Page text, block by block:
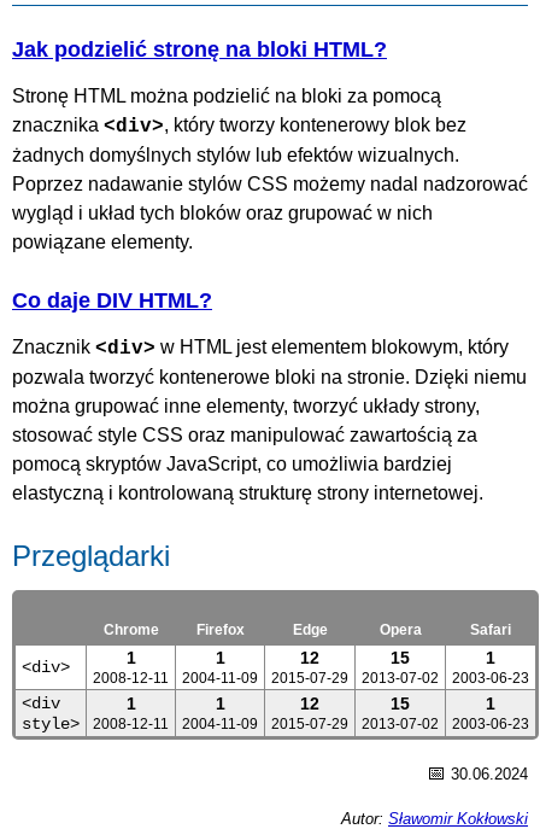
Jak podzielić stronę na bloki HTML?
Stronę HTML można podzielić na bloki za pomocą
znacznika <div>, który tworzy kontenerowy blok bez
żadnych domyślnych stylów lub efektów wizualnych.
Poprzez nadawanie stylów CSS możemy nadal nadzorować
wygląd i układ tych bloków oraz grupować w nich
powiązane elementy.
Co daje DIV HTML?
Znacznik <div> w HTML jest elementem blokowym, który
pozwala tworzyć kontenerowe bloki na stronie. Dzięki niemu
można grupować inne elementy, tworzyć układy strony,
stosować style CSS oraz manipulować zawartością za
pomocą skryptów JavaScript, co umożliwia bardziej
elastyczną i kontrolowaną strukturę strony internetowej.
Przeglądarki
Chrome Firefox Edge Opera Safari
<div> 1
2008-12-11
1
2004-11-09
12
2015-07-29
15
2013-07-02
1
2003-06-23
<div
style>
1
2008-12-11
1
2004-11-09
12
2015-07-29
15
2013-07-02
1
2003-06-23
📅 30.06.2024
Autor: Sławomir Kokłowski